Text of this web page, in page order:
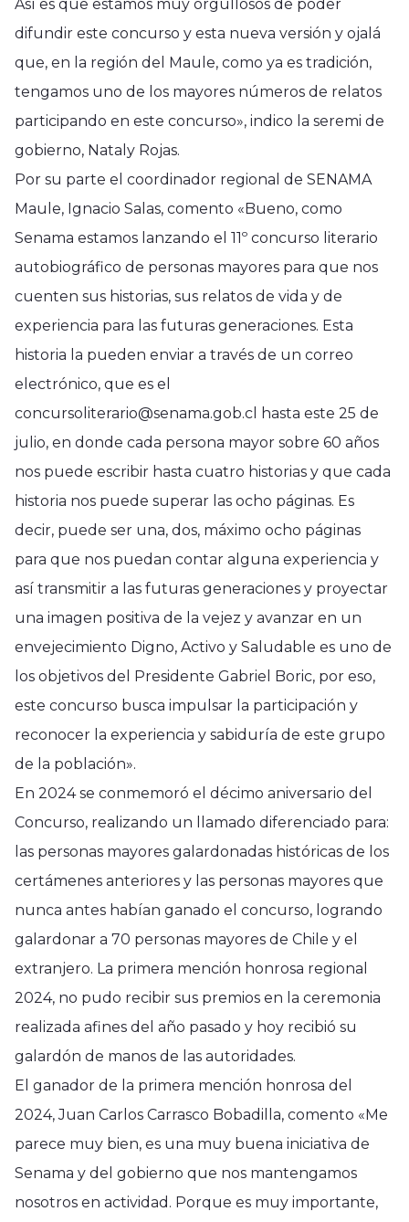
Así es que estamos muy orgullosos de poder
difundir este concurso y esta nueva versión y ojalá
que, en la región del Maule, como ya es tradición,
tengamos uno de los mayores números de relatos
participando en este concurso», indico la seremi de
gobierno, Nataly Rojas.
Por su parte el coordinador regional de SENAMA
Maule, Ignacio Salas, comento «Bueno, como
Senama estamos lanzando el 11º concurso literario
autobiográfico de personas mayores para que nos
cuenten sus historias, sus relatos de vida y de
experiencia para las futuras generaciones. Esta
historia la pueden enviar a través de un correo
electrónico, que es el
concursoliterario@senama.gob.cl hasta este 25 de
julio, en donde cada persona mayor sobre 60 años
nos puede escribir hasta cuatro historias y que cada
historia nos puede superar las ocho páginas. Es
decir, puede ser una, dos, máximo ocho páginas
para que nos puedan contar alguna experiencia y
así transmitir a las futuras generaciones y proyectar
una imagen positiva de la vejez y avanzar en un
envejecimiento Digno, Activo y Saludable es uno de
los objetivos del Presidente Gabriel Boric, por eso,
este concurso busca impulsar la participación y
reconocer la experiencia y sabiduría de este grupo
de la población».
En 2024 se conmemoró el décimo aniversario del
Concurso, realizando un llamado diferenciado para:
las personas mayores galardonadas históricas de los
certámenes anteriores y las personas mayores que
nunca antes habían ganado el concurso, logrando
galardonar a 70 personas mayores de Chile y el
extranjero. La primera mención honrosa regional
2024, no pudo recibir sus premios en la ceremonia
realizada afines del año pasado y hoy recibió su
galardón de manos de las autoridades.
El ganador de la primera mención honrosa del
2024, Juan Carlos Carrasco Bobadilla, comento «Me
parece muy bien, es una muy buena iniciativa de
Senama y del gobierno que nos mantengamos
nosotros en actividad. Porque es muy importante,